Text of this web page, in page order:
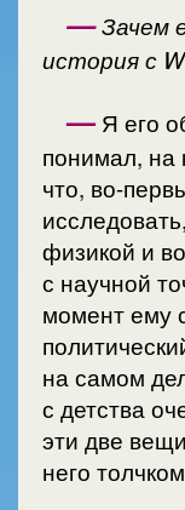
—Зачем
история с
— Я его
понимал, на
что, во-
физикой и
с научной
момент ему
на самом
с детства
эти две
него